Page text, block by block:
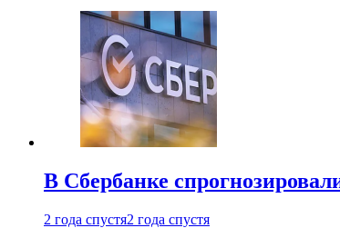
В Сбербанке
2 года спустя2 года спустя